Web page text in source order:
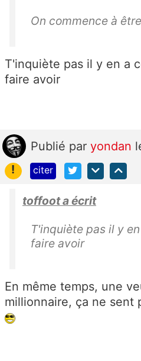
On commence à
T'inquiète pas il y en a
faire avoir
Publié par yondan
!
citer
toffoot a écrit
T'inquiète pas il y
faire avoir
En même temps, une
millionnaire, ça ne sent